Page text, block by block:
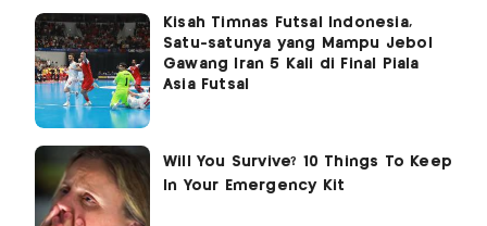
Kisah Timnas Futsal Indonesia,
Satu-satunya yang Mampu Jebol
Gawang Iran 5 Kali di Final Piala
Asia Futsal